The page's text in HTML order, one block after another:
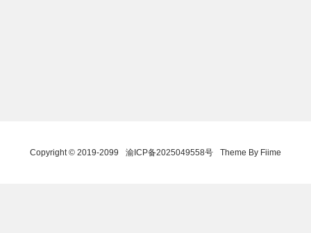
Copyright © 2019-2099 渝ICP备2025049558号 Theme By Fiime